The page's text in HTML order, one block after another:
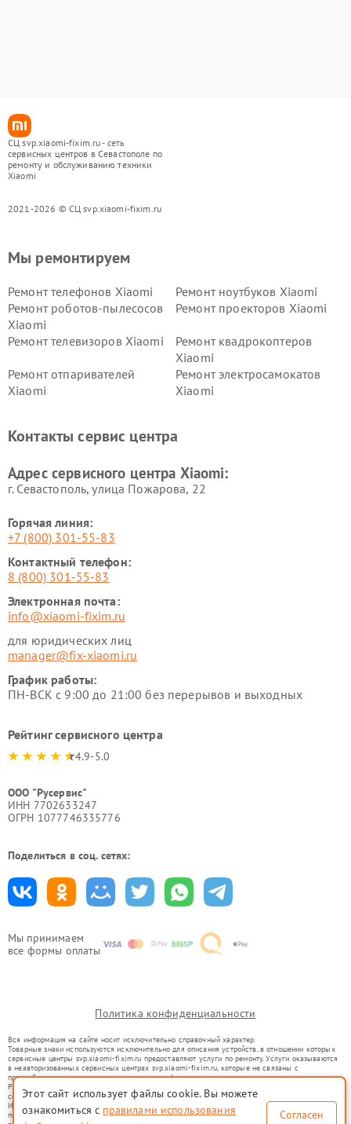
СЦ svp.xiaomi-fixim.ru - сеть
сервисных центров в Севастополе по
ремонту и обслуживанию техники
Xiaomi
2021-2026 © СЦ svp.xiaomi-fixim.ru
Мы принимаем
все формы оплаты
Мы ремонтируем
Ремонт телефонов Xiaomi
Ремонт ноутбуков Xiaomi
Ремонт роботов-пылесосов
Xiaomi
Ремонт проекторов Xiaomi
Ремонт телевизоров Xiaomi
Ремонт квадрокоптеров
Xiaomi
Ремонт отпаривателей
Xiaomi
Ремонт электросамокатов
Xiaomi
Ремонт стиральных машин
Ремонт смарт-часов Xiaomi
Контакты сервис центра
Адрес сервисного центра Xiaomi:
г. Севастополь, улица Пожарова, 22
Горячая линия:
+7 (800) 301-55-83
Контактный телефон:
8 (800) 301-55-83
Электронная почта:
info@xiaomi-fixim.ru
для юридических лиц
manager@fix-xiaomi.ru
График работы:
ПН-ВСК с 9:00 до 21:00 без перерывов и выходных
Рейтинг сервисного центра
4.9-5.0
ООО "Русервис"
ИНН 7702633247
ОГРН 1077746335776
Поделиться в соц. сетях:
Политика конфиденциальности
Вся информация на сайте носит исключительно справочный характер.
Товарные знаки используются исключительно для описания устройств, в отношении которых
сервисные центры svp.xiaomi-fixim.ru предоставляют услуги по ремонту. Услуги оказываются
в неавторизованных сервисных центрах svp.xiaomi-fixim.ru, которые не связаны с
правообладателями товарных знаков или их официальными представителями.
Ремонт осуществляется для устройств, уже введенных в гражданский оборот в соответствии
со статьей 1487 ГК РФ.
Использование товарных знаков не преследует цели индивидуализации услуг или введения
потребителей в заблуждение, а служит для информирования о предоставляемых услугах по
Этот сайт использует файлы cookie. Вы можете
ознакомиться с правилами использования
Согласен